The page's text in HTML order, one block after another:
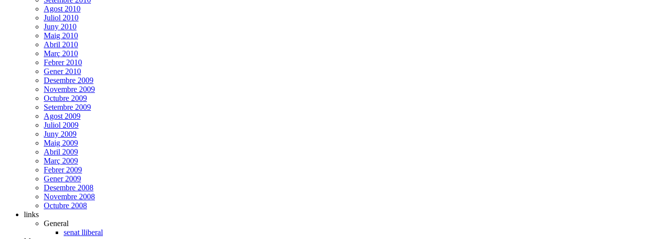
Agost 2010
Juliol 2010
Juny 2010
Maig 2010
Abril 2010
Març 2010
Febrer 2010
Gener 2010
Desembre 2009
Novembre 2009
Octubre 2009
Setembre 2009
Agost 2009
Juliol 2009
Juny 2009
Maig 2009
Abril 2009
Març 2009
Febrer 2009
Gener 2009
Desembre 2008
Novembre 2008
Octubre 2008
links
General
senat lliberal